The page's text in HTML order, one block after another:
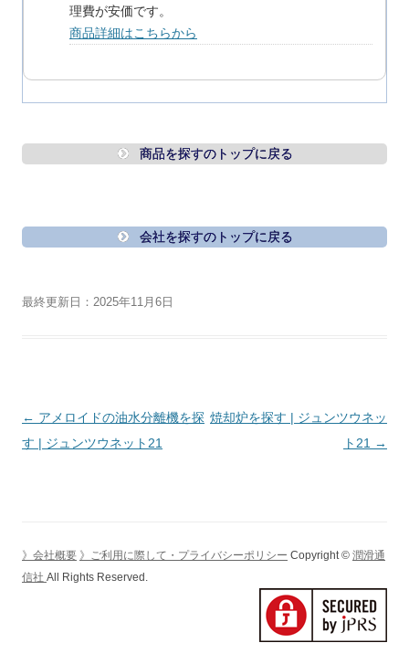
理費が安価です。
商品詳細はこちらから
商品を探すのトップに戻る
会社を探すのトップに戻る
最終更新日：2025年11月6日
投
稿
シ
← アメロイドの油水分離機を探
す | ジュンツウネット21
焼却炉を探す | ジュンツウネッ
ト21 →
》会社概要 》ご利用に際して・プライバシーポリシー Copyright © 潤滑通
信社 All Rights Reserved.